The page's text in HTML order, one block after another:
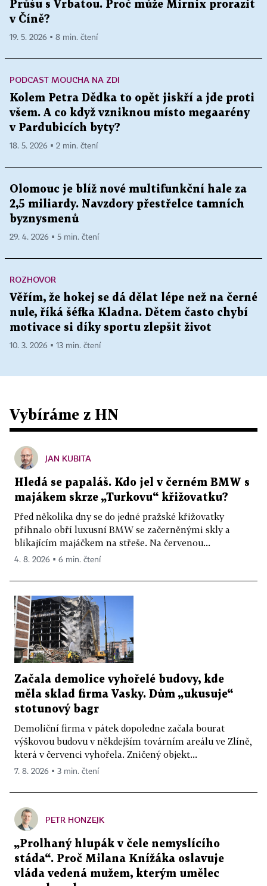
Průšu s Vrbatou. Proč může Mirnix prorazit
v Číně?
19. 5. 2026 ▪ 8 min. čtení
PODCAST MOUCHA NA ZDI
Kolem Petra Dědka to opět jiskří a jde proti
všem. A co když vzniknou místo megaarény
v Pardubicích byty?
18. 5. 2026 ▪ 2 min. čtení
Olomouc je blíž nové multifunkční hale za
2,5 miliardy. Navzdory přestřelce tamních
byznysmenů
29. 4. 2026 ▪ 5 min. čtení
ROZHOVOR
Věřím, že hokej se dá dělat lépe než na černé
nule, říká šéfka Kladna. Dětem často chybí
motivace si díky sportu zlepšit život
10. 3. 2026 ▪ 13 min. čtení
Vybíráme z HN
JAN KUBITA
Hledá se papaláš. Kdo jel v černém BMW s
majákem skrze „Turkovu“ křižovatku?
Před několika dny se do jedné pražské křižovatky
přihnalo obří luxusní BMW se začerněnými skly a
blikajícím majáčkem na střeše. Na červenou...
4. 8. 2026 ▪ 6 min. čtení
Začala demolice vyhořelé budovy, kde
měla sklad firma Vasky. Dům „ukusuje“
stotunový bagr
Demoliční firma v pátek dopoledne začala bourat
výškovou budovu v někdejším továrním areálu ve Zlíně,
která v červenci vyhořela. Zničený objekt...
7. 8. 2026 ▪ 3 min. čtení
PETR HONZEJK
„Prolhaný hlupák v čele nemyslícího
stáda“. Proč Milana Knížáka oslavuje
vláda vedená mužem, kterým umělec